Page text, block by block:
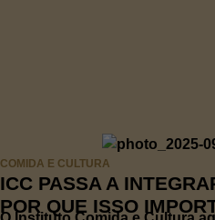
COMIDA E CULTURA
ICC PASSA A
POR QUE ISSO